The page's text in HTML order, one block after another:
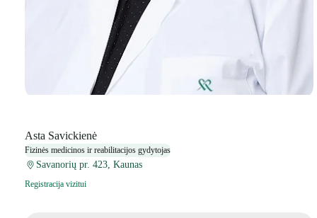
Asta Savickienė
Fizinės medicinos ir reabilitacijos gydytojas
Savanorių pr. 423, Kaunas
Registracija vizitui